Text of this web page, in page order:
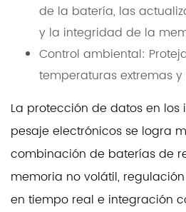
de la batería, las
y la integridad de la
Control ambiental:
temperaturas extremas
La protección de datos en los
pesaje electrónicos se logra
combinación de baterías de
memoria no volátil,
en tiempo real e integración